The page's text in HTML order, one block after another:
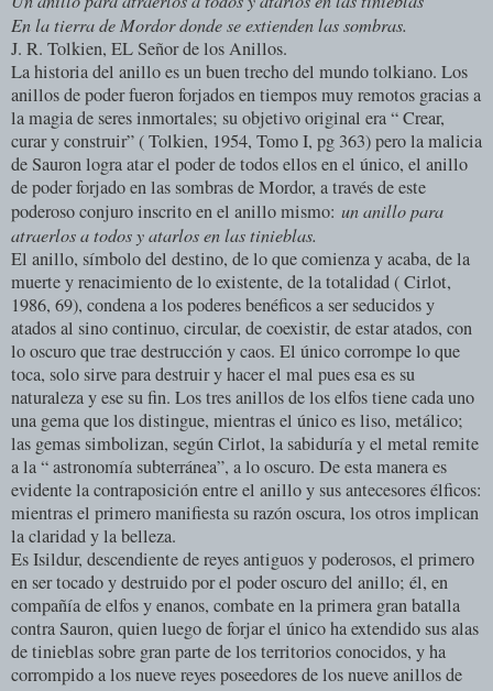
En la tierra de Mordor donde se extienden las sombras.
J. R. Tolkien, EL Señor de los Anillos.
La historia del anillo es un buen trecho del mundo tolkiano. Los
anillos de poder fueron forjados en tiempos muy remotos gracias a
la magia de seres inmortales; su objetivo original era “ Crear,
curar y construir” ( Tolkien, 1954, Tomo I, pg 363) pero la malicia
de Sauron logra atar el poder de todos ellos en el único, el anillo
de poder forjado en las sombras de Mordor, a través de este
poderoso conjuro inscrito en el anillo mismo: un anillo para
atraerlos a todos y atarlos en las tinieblas.
El anillo, símbolo del destino, de lo que comienza y acaba, de la
muerte y renacimiento de lo existente, de la totalidad ( Cirlot,
1986, 69), condena a los poderes benéficos a ser seducidos y
atados al sino continuo, circular, de coexistir, de estar atados, con
lo oscuro que trae destrucción y caos. El único corrompe lo que
toca, solo sirve para destruir y hacer el mal pues esa es su
naturaleza y ese su fin. Los tres anillos de los elfos tiene cada uno
una gema que los distingue, mientras el único es liso, metálico;
las gemas simbolizan, según Cirlot, la sabiduría y el metal remite
a la “ astronomía subterránea”, a lo oscuro. De esta manera es
evidente la contraposición entre el anillo y sus antecesores élficos:
mientras el primero manifiesta su razón oscura, los otros implican
la claridad y la belleza.
Es Isildur, descendiente de reyes antiguos y poderosos, el primero
en ser tocado y destruido por el poder oscuro del anillo; él, en
compañía de elfos y enanos, combate en la primera gran batalla
contra Sauron, quien luego de forjar el único ha extendido sus alas
de tinieblas sobre gran parte de los territorios conocidos, y ha
corrompido a los nueve reyes poseedores de los nueve anillos de